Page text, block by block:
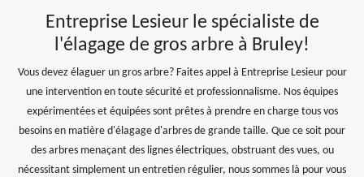
Entreprise Lesieur le spécialiste de
l'élagage de gros arbre à Bruley!
Vous devez élaguer un gros arbre? Faites appel à Entreprise Lesieur pour
une intervention en toute sécurité et professionnalisme. Nos équipes
expérimentées et équipées sont prêtes à prendre en charge tous vos
besoins en matière d'élagage d'arbres de grande taille. Que ce soit pour
des arbres menaçant des lignes électriques, obstruant des vues, ou
nécessitant simplement un entretien régulier, nous sommes là pour vous